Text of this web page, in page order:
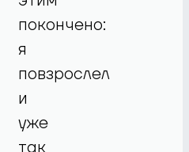
покончено:
я
повзрослел
и
уже
так